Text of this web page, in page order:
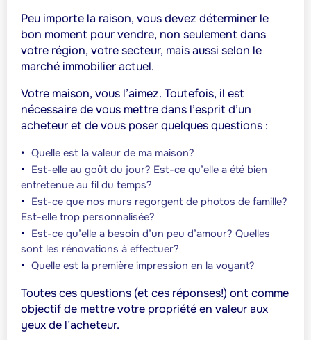
Peu importe la raison, vous devez déterminer le
bon moment pour vendre, non seulement dans
votre région, votre secteur, mais aussi selon le
marché immobilier actuel.
Votre maison, vous l’aimez. Toutefois, il est
nécessaire de vous mettre dans l’esprit d’un
acheteur et de vous poser quelques questions :
Quelle est la valeur de ma maison?
Est-elle au goût du jour? Est-ce qu’elle a été bien
entretenue au fil du temps?
Est-ce que nos murs regorgent de photos de famille?
Est-elle trop personnalisée?
Est-ce qu’elle a besoin d’un peu d’amour? Quelles
sont les rénovations à effectuer?
Quelle est la première impression en la voyant?
Toutes ces questions (et ces réponses!) ont comme
objectif de mettre votre propriété en valeur aux
yeux de l’acheteur.